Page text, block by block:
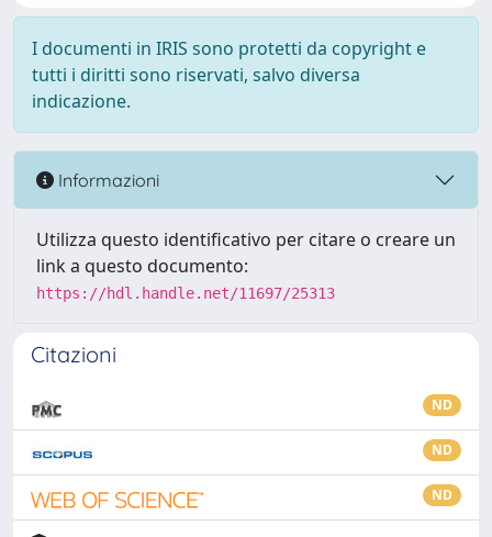
I documenti in IRIS sono protetti da copyright e
tutti i diritti sono riservati, salvo diversa
indicazione.
Informazioni
Utilizza questo identificativo per citare o creare un
link a questo documento:
https://hdl.handle.net/11697/25313
Citazioni
ND
ND
ND